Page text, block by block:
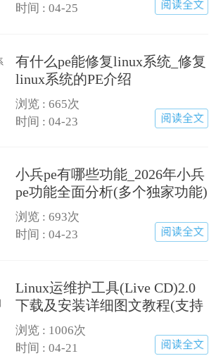
时间 : 04-25
有什么pe能修复linux系统_修复
linux系统的PE介绍
浏览 :665次
时间 : 04-23
小兵pe有哪些功能_2026年小兵
pe功能全面分析(多个独家功能)
浏览 :693次
时间 : 04-23
Linux运维护工具(Live CD)2.0
下载及安装详细图文教程(支持
统信/麒麟)
浏览 : 1006次
时间 : 04-21